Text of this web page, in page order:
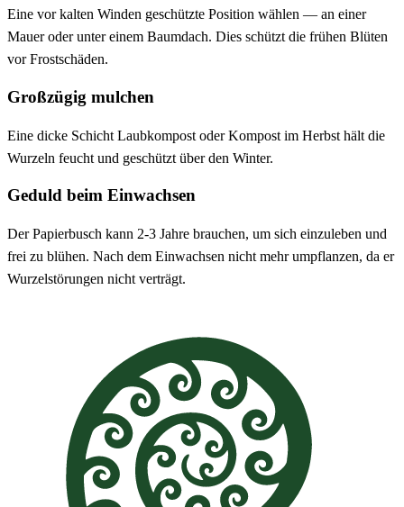
Eine vor kalten Winden geschützte Position wählen — an einer
Mauer oder unter einem Baumdach. Dies schützt die frühen Blüten
vor Frostschäden.
Großzügig mulchen
Eine dicke Schicht Laubkompost oder Kompost im Herbst hält die
Wurzeln feucht und geschützt über den Winter.
Geduld beim Einwachsen
Der Papierbusch kann 2-3 Jahre brauchen, um sich einzuleben und
frei zu blühen. Nach dem Einwachsen nicht mehr umpflanzen, da er
Wurzelstörungen nicht verträgt.